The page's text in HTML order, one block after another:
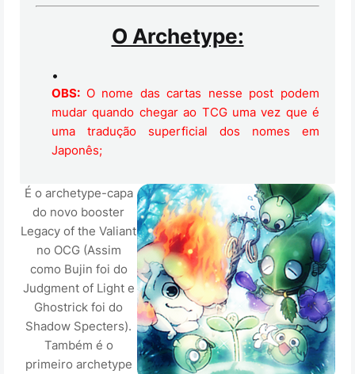
O Archetype:
OBS: O nome das cartas nesse post podem
mudar quando chegar ao TCG uma vez que é
uma tradução superficial dos nomes em
Japonês;
É o archetype-capa
do novo booster
Legacy of the Valiant
no OCG (Assim
como Bujin foi do
Judgment of Light e
Ghostrick foi do
Shadow Specters).
Também é o
primeiro archetype